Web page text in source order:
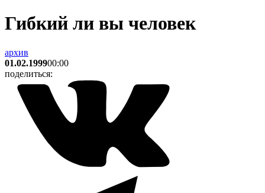
Гибкий ли вы человек
архив
01.02.199900:00
поделиться: